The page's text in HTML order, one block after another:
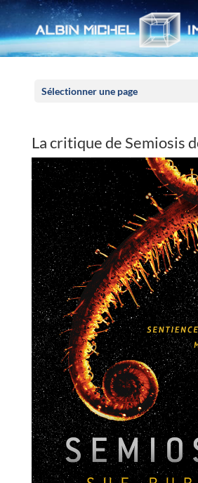
Sélectionner une page
La critique de Semiosis
Panneau de gestion des cookies